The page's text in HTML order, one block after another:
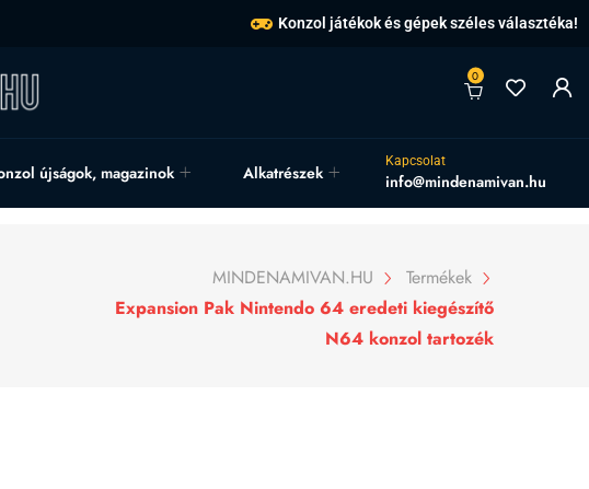
Konzol játékok és gépek széles választéka!
0
újságok, magazinok Alkatrészek
Kapcsolat
info@mindenamivan.hu
MINDENAMIVAN.HU
Termékek
Expansion Pak Nintendo 64 eredeti kiegészítő
N64 konzol tartozék